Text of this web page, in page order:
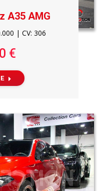
A35 AMG
| CV: 306
€